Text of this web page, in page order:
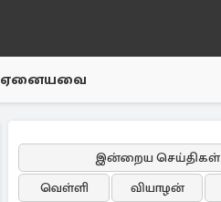
ஏனையவை
இன்றைய செய்திகள்
வெள்ளி
வியாழன்